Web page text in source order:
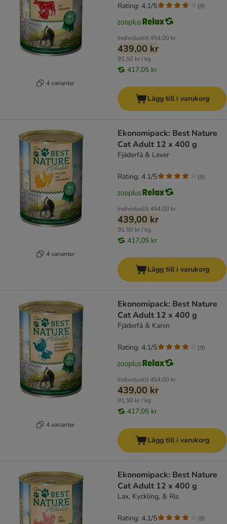
4 varianter
Individuellt454,00 kr
439,00 kr
91,50 kr / kg
417,05 kr
Rating: 4.1/5 (9)
Lägg till i varukorg
4 varianter
Ekonomipack: Best Nature
Cat Adult 12 x 400 g
Fjäderfä & Lever
Individuellt454,00 kr
439,00 kr
91,50 kr / kg
417,05 kr
Rating: 4.1/5 (9)
Lägg till i varukorg
4 varianter
Ekonomipack: Best Nature
Cat Adult 12 x 400 g
Fjäderfä & Kanin
Individuellt454,00 kr
439,00 kr
91,50 kr / kg
417,05 kr
Rating: 4.1/5 (9)
Lägg till i varukorg
Ekonomipack: Best Nature
Cat Adult 12 x 400 g
Lax, Kyckling, & Ris
Rating: 4.1/5 (9)